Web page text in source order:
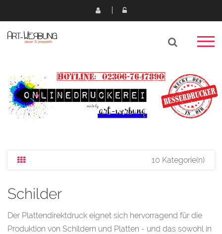
10 Kategorie(n)
Schilder
Der Plattendirektdruck eignet sich hervorragend für die
Produktion von Schildern und Platten - und das sowohl in